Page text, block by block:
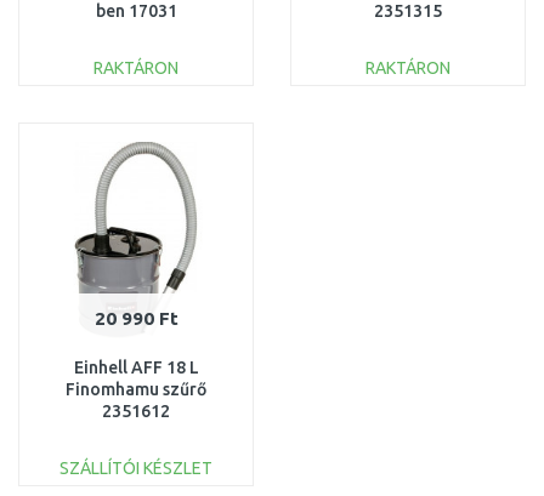
ben 17031
RAKTÁRON
Összehasonlítás
2351315
RAKTÁRON
20 990 Ft
Einhell AFF 18 L
Finomhamu szűrő
2351612
SZÁLLÍTÓI KÉSZLET